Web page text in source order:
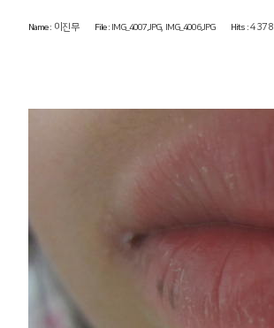
Name : 이진무 File : IMG_4007.JPG, IMG_4006.JPG Hits :4378